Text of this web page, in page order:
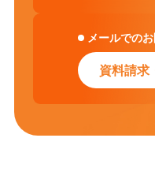
「チエルネクサス株式会社
のもと、人材育成・DX支
ューアル〜【チエルコミュ
メールでの
資料請求